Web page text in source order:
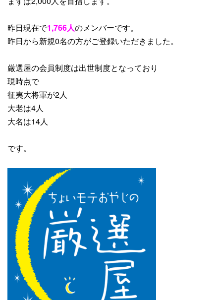
昨日現在で1,766人のメンバーです。
昨日から新規0名の方がご登録いただきました。
厳選屋の会員制度は出世制度となっており
現時点で
征夷大将軍が2人
大老は4人
大名は14人
です。